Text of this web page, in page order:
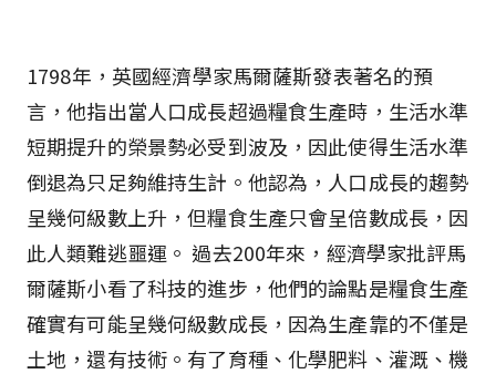
1798年，英國經濟學家馬爾薩斯發表著名的預
言，他指出當人口成長超過糧食生產時，生活水準
短期提升的榮景勢必受到波及，因此使得生活水準
倒退為只足夠維持生計。他認為，人口成長的趨勢
呈幾何級數上升，但糧食生產只會呈倍數成長，因
此人類難逃噩運。 過去200年來，經濟學家批評馬
爾薩斯小看了科技的進步，他們的論點是糧食生產
確實有可能呈幾何級數成長，因為生產靠的不僅是
土地，還有技術。有了育種、化學肥料、灌溉、機